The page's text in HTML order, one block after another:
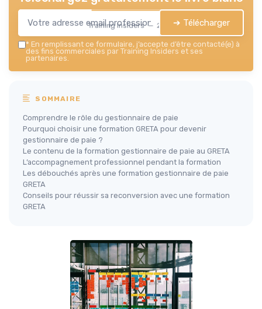
Training Insiders — 2026➔ Télécharger
* En remplissant ce formulaire, j’accepte d’être contacté(e) à
des fins commerciales par Training Insiders et ses
partenaires.
SOMMAIRE
Comprendre le rôle du gestionnaire de paie
Pourquoi choisir une formation GRETA pour devenir
gestionnaire de paie ?
Le contenu de la formation gestionnaire de paie au GRETA
L’accompagnement professionnel pendant la formation
Les débouchés après une formation gestionnaire de paie
GRETA
Conseils pour réussir sa reconversion avec une formation
GRETA